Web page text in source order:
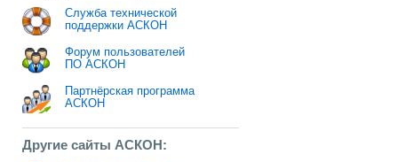
Служба технической
поддержки АСКОН
Форум пользователей
ПО АСКОН
Партнёрская программа
АСКОН
Другие сайты АСКОН: